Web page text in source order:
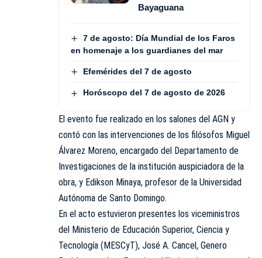
Bayaguana
7 de agosto: Día Mundial de los Faros
en homenaje a los guardianes del mar
Efemérides del 7 de agosto
Horóscopo del 7 de agosto de 2026
El evento fue realizado en los salones del AGN y
contó con las intervenciones de los filósofos Miguel
Álvarez Moreno, encargado del Departamento de
Investigaciones de la institución auspiciadora de la
obra, y Edikson Minaya, profesor de la Universidad
Autónoma de Santo Domingo.
En el acto estuvieron presentes los viceministros
del Ministerio de Educación Superior, Ciencia y
Tecnología (MESCyT), José A. Cancel, Genero